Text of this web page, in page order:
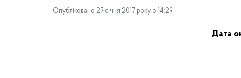
Опубліковано 27 січня 2017 року о 14:29
Дата